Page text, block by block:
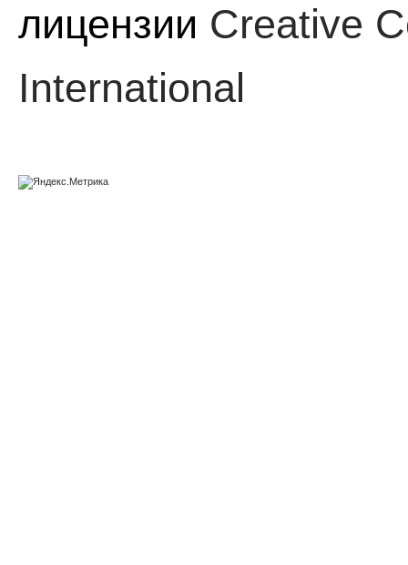
лицензии Creative
International